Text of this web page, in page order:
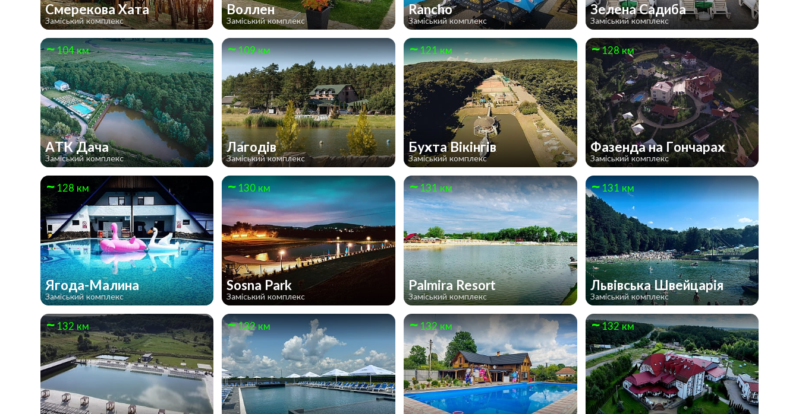
Смерекова Хата
Заміський комплекс
Воллен
Заміський комплекс
Rancho
Заміський комплекс
Зелена Садиба
Заміський комплекс
104 км
АТК Дача
Заміський комплекс
109 км
Лагодів
Заміський комплекс
121 км
Бухта Вікінгів
Заміський комплекс
128 км
Фазенда на Гончарах
Заміський комплекс
128 км
Ягода-Малина
Заміський комплекс
130 км
Sosna Park
Заміський комплекс
131 км
Palmira Resort
Заміський комплекс
131 км
Львівська Швейцарія
Заміський комплекс
132 км 132 км 132 км 132 км